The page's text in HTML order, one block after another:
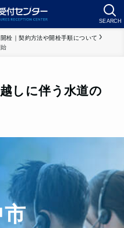
SEARCH
栓｜契約方法や開栓手順について
しに伴う水道の